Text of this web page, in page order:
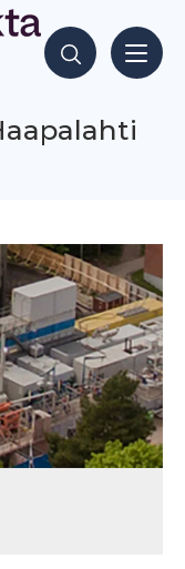
Hae sisältöjä